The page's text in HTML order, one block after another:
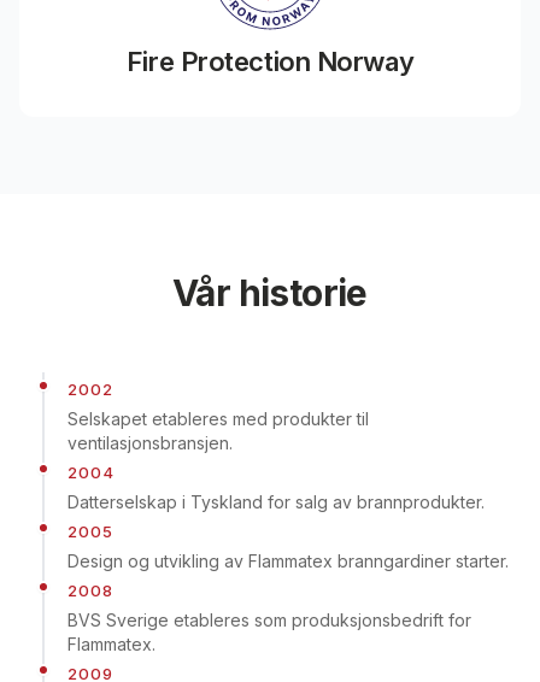
Fire Protection Norway
Vår historie
2002
Selskapet etableres med produkter til
ventilasjonsbransjen.
2004
Datterselskap i Tyskland for salg av brannprodukter.
2005
Design og utvikling av Flammatex branngardiner starter.
2008
BVS Sverige etableres som produksjonsbedrift for
Flammatex.
2009